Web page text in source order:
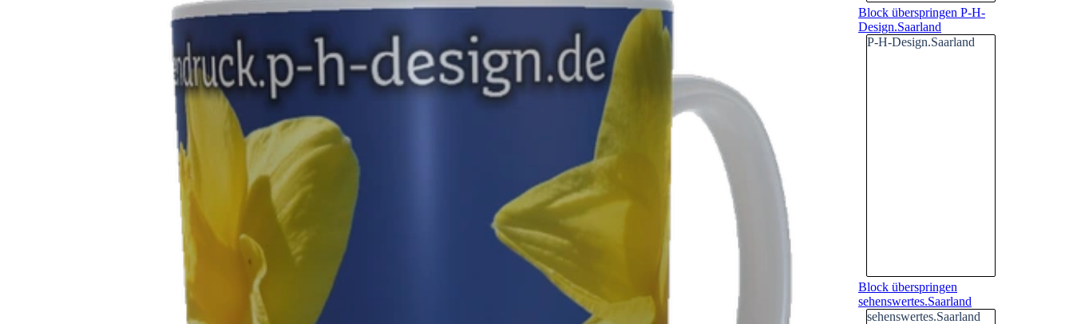
Block überspringen P-H-
Design.Saarland
P-H-Design.Saarland
Block überspringen
sehenswertes.Saarland
sehenswertes.Saarland